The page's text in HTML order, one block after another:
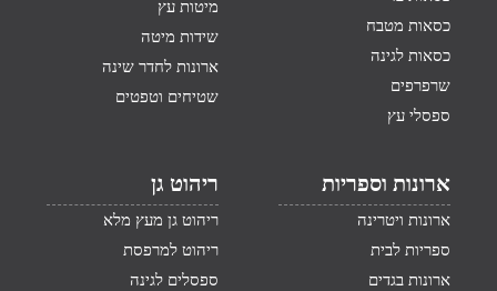
כסאות מטבח
כסאות לגינה
שרפרפים
ספסלי עץ
מיטות עץ
שידות מיטה
ארונות לחדר שינה
שטיחים וטפטים
ארונות וספריות
ארונות ויטרינה
ספריות לבית
ארונות בגדים
ריהוט גן
ריהוט גן מעץ מלא
ריהוט למרפסת
ספסלים לגינה